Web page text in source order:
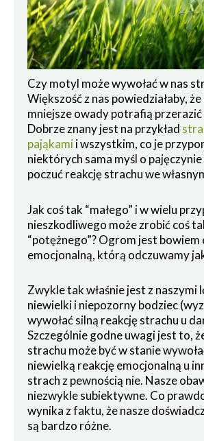
Czy motyl może wywołać w nas
Większość z nas powiedziałaby,
mniejsze owady potrafią przerazić
Dobrze znany jest na przykład
pająkamii wszystkim, co je
niektórych sama myśl o
poczuć reakcję strachu we
Jak coś tak “małego” i w wielu
nieszkodliwego może zrobić coś
“potężnego”? Ogrom jest bowiem
emocjonalną, którą odczuwamy
Zwykle tak właśnie jest z naszymi
niewielki i niepozorny bodziec
wywołać silną reakcję strachu u
Szczególnie godne uwagi jest to,
strachu może być w stanie
niewielką reakcję emocjonalną u
strach z pewnością nie. Nasze
niezwykle subiektywne. Co
wynika z faktu, że nasze
są bardzo różne.